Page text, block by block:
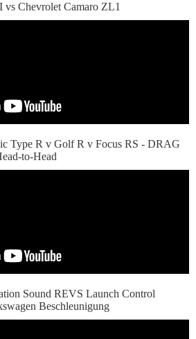
Chevrolet Camaro ZL1
Type R v Golf R v Focus RS - DRAG
to-Head
Sound REVS Launch Control
Beschleunigung